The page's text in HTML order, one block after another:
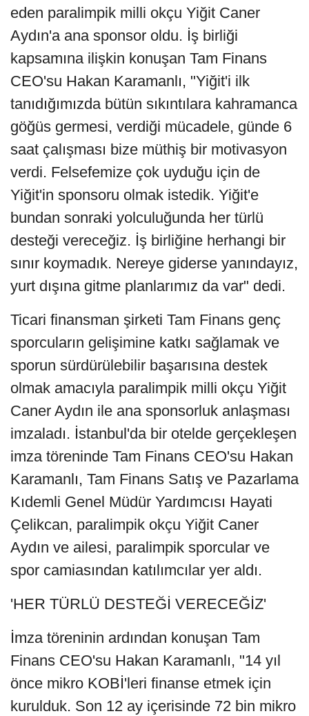
eden paralimpik milli okçu Yiğit Caner
Aydın'a ana sponsor oldu. İş birliği
kapsamına ilişkin konuşan Tam Finans
CEO'su Hakan Karamanlı, "Yiğit'i ilk
tanıdığımızda bütün sıkıntılara kahramanca
göğüs germesi, verdiği mücadele, günde 6
saat çalışması bize müthiş bir motivasyon
verdi. Felsefemize çok uyduğu için de
Yiğit'in sponsoru olmak istedik. Yiğit'e
bundan sonraki yolculuğunda her türlü
desteği vereceğiz. İş birliğine herhangi bir
sınır koymadık. Nereye giderse yanındayız,
yurt dışına gitme planlarımız da var" dedi.
Ticari finansman şirketi Tam Finans genç
sporcuların gelişimine katkı sağlamak ve
sporun sürdürülebilir başarısına destek
olmak amacıyla paralimpik milli okçu Yiğit
Caner Aydın ile ana sponsorluk anlaşması
imzaladı. İstanbul'da bir otelde gerçekleşen
imza töreninde Tam Finans CEO'su Hakan
Karamanlı, Tam Finans Satış ve Pazarlama
Kıdemli Genel Müdür Yardımcısı Hayati
Çelikcan, paralimpik okçu Yiğit Caner
Aydın ve ailesi, paralimpik sporcular ve
spor camiasından katılımcılar yer aldı.
'HER TÜRLÜ DESTEĞİ VERECEĞİZ'
İmza töreninin ardından konuşan Tam
Finans CEO'su Hakan Karamanlı, "14 yıl
önce mikro KOBİ'leri finanse etmek için
kurulduk. Son 12 ay içerisinde 72 bin mikro